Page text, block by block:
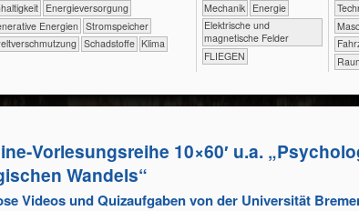
​​​Energieversorgung
Energien ​​​Stromspeicher
​Schadstoffe Klima
​​​Mechanik ​​Energie
​Elektrische und
magnetische Felder
FLIEGEN
Vorlesungsreihe 10×60′ u.a.
Wandels“
Videos und Quizaufgaben von der Universität